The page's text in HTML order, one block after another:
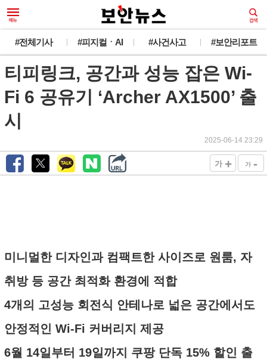
#전체기사 #피지컬ㆍAI #사건사고 #보안리포트
티피링크, 공간과 성능 잡은 Wi-
Fi 6 공유기 ‘Archer AX1500’ 출
시
2025-06-14 23:29
가 + 가 -
미니멀한 디자인과 컴팩트한 사이즈로 원룸, 자
취방 등 공간 최적화 환경에 적합
4개의 고성능 회전식 안테나로 넓은 공간에서도
안정적인 Wi-Fi 커버리지 제공
6월 14일부터 19일까지 쿠팡 단독 15% 할인 출